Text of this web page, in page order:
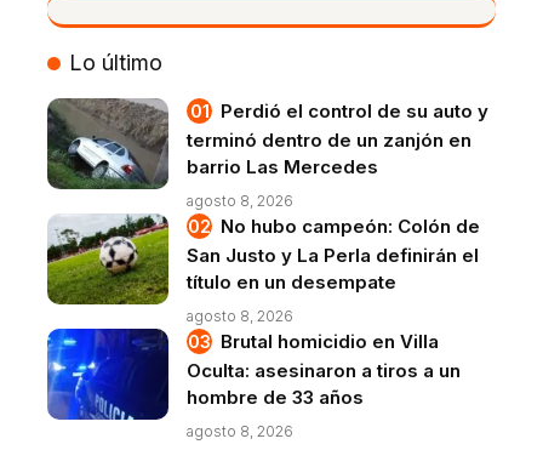
VIVO
Lo último
Perdió el control de su auto y
terminó dentro de un zanjón en
barrio Las Mercedes
agosto 8, 2026
No hubo campeón: Colón de
San Justo y La Perla definirán el
título en un desempate
agosto 8, 2026
Brutal homicidio en Villa
Oculta: asesinaron a tiros a un
hombre de 33 años
agosto 8, 2026